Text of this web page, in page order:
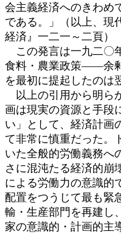
会主義経済へのきわめ
である。」（以上、現
経済』一二一～二頁）
この発言は一九二〇
食料・農業政策――余
を最初に提起したのは
以上の引用から明ら
画は現実の資源と手段
い」として、経済計画
て非常に慎重だった。
いた全般的労働義務へ
さに混沌たる経済的崩
による労働力の意識的
配置をつうじて最も緊
輸・生産部門を再建し
家の意識的・計画的主